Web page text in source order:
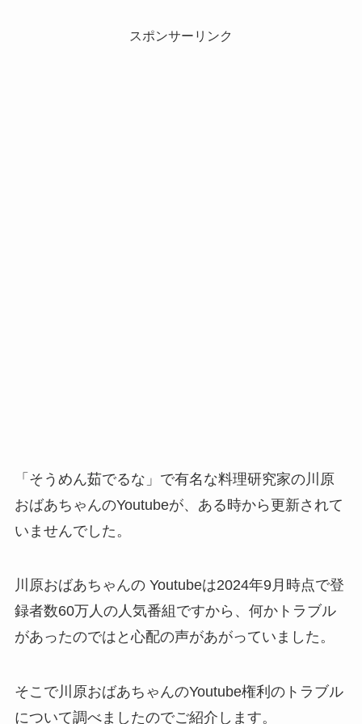
スポンサーリンク
「そうめん茹でるな」で有名な料理研究家の川原
おばあちゃんのYoutubeが、ある時から更新されて
いませんでした。
川原おばあちゃんの Youtubeは2024年9月時点で登
録者数60万人の人気番組ですから、何かトラブル
があったのではと心配の声があがっていました。
そこで川原おばあちゃんのYoutube権利のトラブル
について調べましたのでご紹介します。